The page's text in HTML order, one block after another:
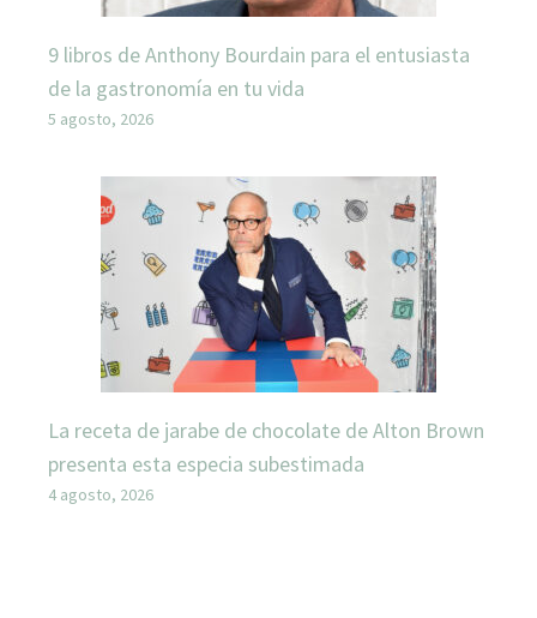
9 libros de Anthony Bourdain para el entusiasta
de la gastronomía en tu vida
5 agosto, 2026
La receta de jarabe de chocolate de Alton Brown
presenta esta especia subestimada
4 agosto, 2026